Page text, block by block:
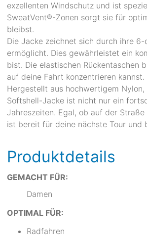
exzellenten Windschutz und ist
SweatVent®-Zonen sorgt sie für
bleibst.
Die Jacke zeichnet sich durch ihre
ermöglicht. Dies gewährleistet ein
bist. Die elastischen Rückentaschen
auf deine Fahrt konzentrieren kannst.
Hergestellt aus hochwertigem
Softshell-Jacke ist nicht nur ein
Jahreszeiten. Egal, ob auf der
ist bereit für deine nächste Tour
Produktdetails
GEMACHT FÜR:
Damen
OPTIMAL FÜR:
Radfahren